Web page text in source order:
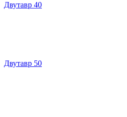
Двутавр 40
Двутавр 50